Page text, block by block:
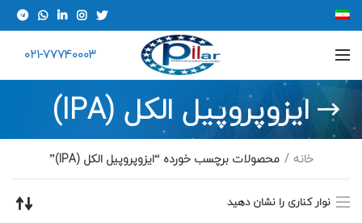
021-77740003
ایزوپروپیل الکل (IPA)
خانه محصولات برچسب خورده “ایزوپروپیل الکل (IPA)”
نوار کناری را نشان دهید